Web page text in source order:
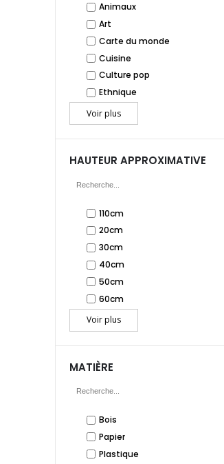
Animaux
Art
Carte du monde
Cuisine
Culture pop
Ethnique
Voir plus
HAUTEUR APPROXIMATIVE
110cm
20cm
30cm
40cm
50cm
60cm
Voir plus
MATIÈRE
Bois
Papier
Plastique